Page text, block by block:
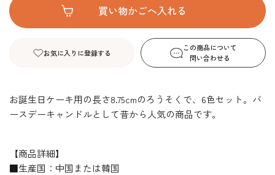
お気に入りに登録する
この商品について
問い合わせる
お誕生日ケーキ用の長さ8.75cmのろうそくで、6色セット。バ
ースデーキャンドルとして昔から人気の商品です。
【商品詳細】
■生産国：中国または韓国